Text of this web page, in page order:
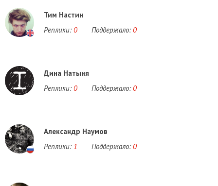
Тим Настин
Реплики: 0 Поддержало: 0
Дина Натыня
Реплики: 0 Поддержало: 0
Александр Наумов
Реплики: 1 Поддержало: 0